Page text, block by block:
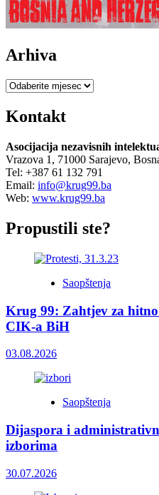
Arhiva
Arhiva
Kontakt
Asocijacija nezavisnih
Vrazova 1, 71000 Sarajevo,
Tel: +387 61 132 791
Email: info@krug99.ba
Web: www.krug99.ba
Propustili ste?
Saopštenja
Krug 99: Zahtjev za
CIK-a BiH
03.08.2026
Saopštenja
Dijaspora i
izborima
30.07.2026